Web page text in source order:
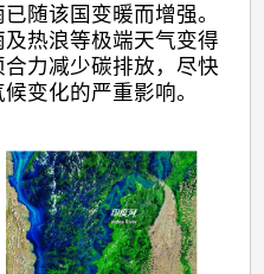
随该国变暖而增强。
热浪等极端天气变得
力减少碳排放，尽快
变化的严重影响。